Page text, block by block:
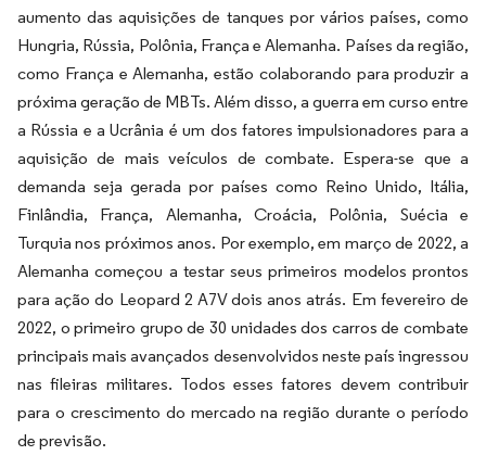
aumento das aquisições de tanques por vários países, como
Hungria, Rússia, Polônia, França e Alemanha. Países da região,
como França e Alemanha, estão colaborando para produzir a
próxima geração de MBTs. Além disso, a guerra em curso entre
a Rússia e a Ucrânia é um dos fatores impulsionadores para a
aquisição de mais veículos de combate. Espera-se que a
demanda seja gerada por países como Reino Unido, Itália,
Finlândia, França, Alemanha, Croácia, Polônia, Suécia e
Turquia nos próximos anos. Por exemplo, em março de 2022, a
Alemanha começou a testar seus primeiros modelos prontos
para ação do Leopard 2 A7V dois anos atrás. Em fevereiro de
2022, o primeiro grupo de 30 unidades dos carros de combate
principais mais avançados desenvolvidos neste país ingressou
nas fileiras militares. Todos esses fatores devem contribuir
para o crescimento do mercado na região durante o período
de previsão.